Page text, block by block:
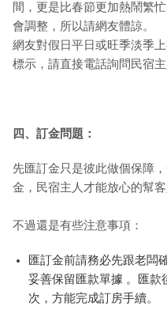
間，更是比春節更加熱鬧繁
會調整，所以請網友體諒。
網友對假日平日或旺季淡季
標示，請直接電話詢問民宿主
四、訂金問題：
先匯訂金只是彼此做個保障
金，民宿主人才能放心的幫客
不過還是有些注意事項：
匯訂金前請務必先跟老闆
妥善保留匯款單據 。匯款
次，方能完成訂房手續。